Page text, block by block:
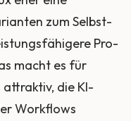
zum Selbst-
Pro-
macht es für
die KI-
Workflows